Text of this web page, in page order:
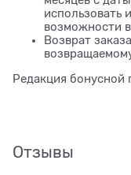
использовать
возможности
Возврат
Редакция бонусной
Отзывы